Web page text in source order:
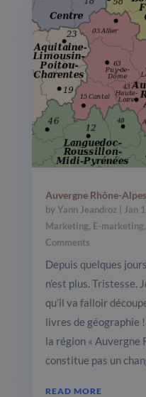
Auvergne Rhône-
byYann Jeandroz| Jan
Marketing, E-marketing,
Comments
Depuis quelques
n’est plus. Tristesse.
qu’il va falloir
livres de géographie
la région « Auvergne
constitue pas un
READ MORE